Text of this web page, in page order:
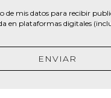
de mis datos para recibir
en plataformas digitales
ENVIAR